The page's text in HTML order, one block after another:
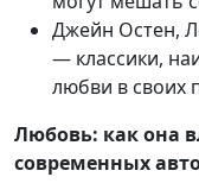
Джейн Остен,
— классики,
любви в своих
Любовь: как она
современных